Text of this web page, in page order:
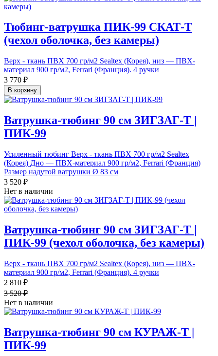
Тюбинг-ватрушка ПИК-99 СКАТ-Т
(чехол оболочка, без камеры)
Верх - ткань ПВХ 700 гр/м2 Sealtex (Корея), низ — ПВХ-
материал 900 гр/м2, Ferrari (Франция). 4 ручки
3 770 ₽
В корзину
Ватрушка-тюбинг 90 см ЗИГЗАГ-Т |
ПИК-99
Усиленный тюбинг Верх - ткань ПВХ 700 гр/м2 Sealtex
(Корея) Дно — ПВХ-материал 900 гр/м2, Ferrari (Франция)
Размер надутой ватрушки Ø 83 см
3 520 ₽
Нет в наличии
Ватрушка-тюбинг 90 см ЗИГЗАГ-Т |
ПИК-99 (чехол оболочка, без камеры)
Верх - ткань ПВХ 700 гр/м2 Sealtex (Корея), низ — ПВХ-
материал 900 гр/м2, Ferrari (Франция). 4 ручки
2 810 ₽
3 520 ₽
Нет в наличии
Ватрушка-тюбинг 90 см КУРАЖ-Т |
ПИК-99